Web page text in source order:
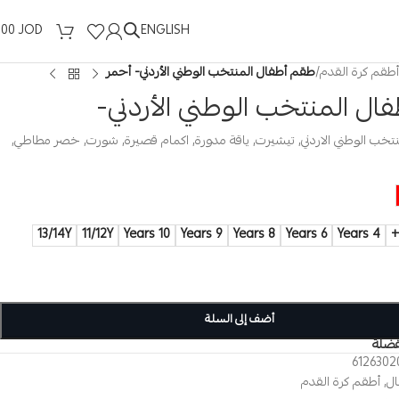
ENGLISH
JOD
أطقم كرة القدم/طقم أطفال المنتخب الوطني الأردني- أحمر
المنتخب الوطني الأردني-
الوطني الاردني, تيشيرت, ياقة مدورة, اكمام قصيرة, شورت, خصر مطاطي,
4 Years
6 Years
8 Years
9 Years
10 Years
11/12Y
13/14Y
أضف إلى السلة
,أطقم كرة القدم